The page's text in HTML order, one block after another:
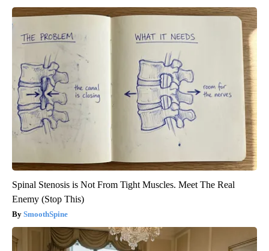
Spinal Stenosis is Not From Tight Muscles. Meet The Real
Enemy (Stop This)
SmoothSpine